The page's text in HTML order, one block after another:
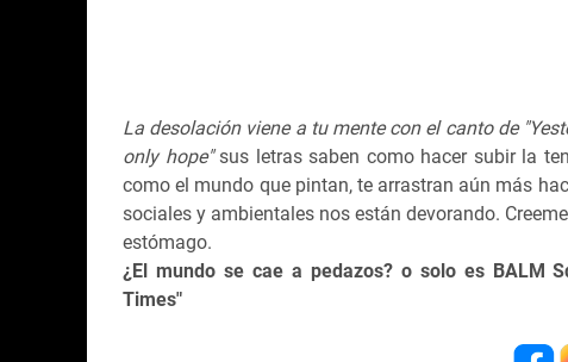
La desolación viene a tu mente con el canto de
only hope"sus letras saben como hacer subir la
como el mundo que pintan, te arrastran aún más
sociales y ambientales nos están devorando.
estómago.
¿El mundo se cae a pedazos? o solo es BALM
Times"